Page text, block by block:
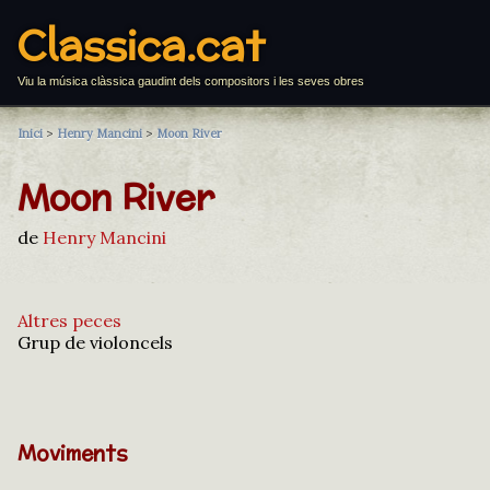
Classica.cat
Viu la música clàssica gaudint dels compositors i les seves obres
Inici > Henry Mancini > Moon River
Moon River
de Henry Mancini
Altres peces
Grup de violoncels
Moviments